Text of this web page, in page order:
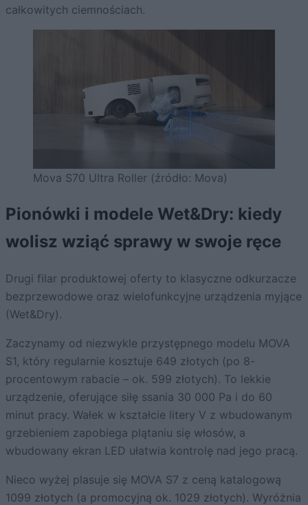
całkowitych ciemnościach.
Mova S70 Ultra Roller (źródło: Mova)
Pionówki i modele Wet&Dry: kiedy
wolisz wziąć sprawy w swoje ręce
Drugi filar produktowej oferty to klasyczne odkurzacze
bezprzewodowe oraz wielofunkcyjne urządzenia myjące
(Wet&Dry).
Zaczynamy od niezwykle przystępnego modelu MOVA
S1, który regularnie kosztuje 649 złotych (po 8-
procentowym rabacie – ok. 599 złotych). To lekkie
urządzenie, oferujące siłę ssania 30 000 Pa i do 60
minut pracy. Wałek w kształcie litery V z wbudowanym
grzebieniem zapobiega plątaniu się włosów, a
wbudowany ekran LED ułatwia kontrolę nad jego pracą.
Nieco wyżej plasuje się MOVA S7 z ceną katalogową
1099 złotych (a promocyjną ok. 1029 złotych). Wyróżnia